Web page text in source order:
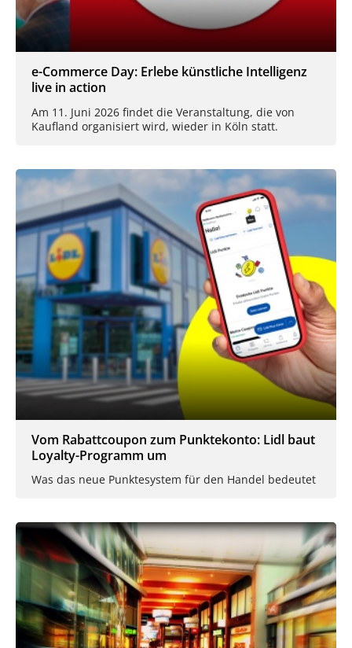
e-Commerce Day: Erlebe künstliche Intelligenz
live in action
Am 11. Juni 2026 findet die Veranstaltung, die von
Kaufland organisiert wird, wieder in Köln statt.
Vom Rabattcoupon zum Punktekonto: Lidl baut
Loyalty-Programm um
Was das neue Punktesystem für den Handel bedeutet